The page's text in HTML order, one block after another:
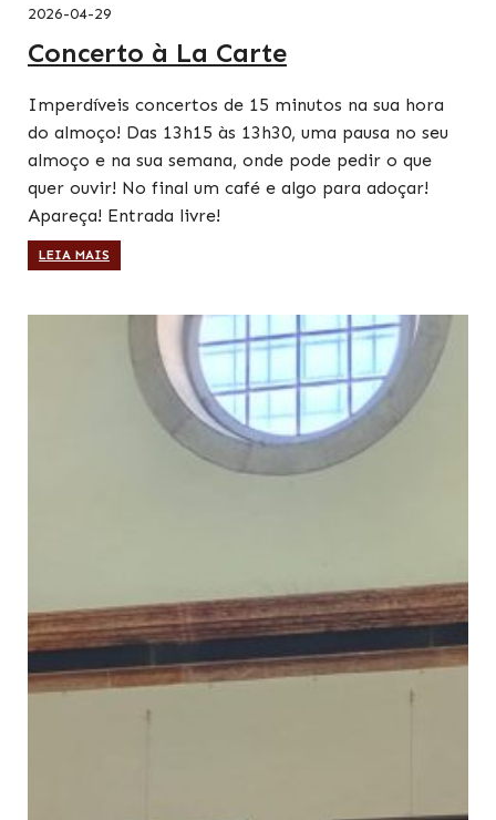
2026-04-29
Concerto à La Carte
Imperdíveis concertos de 15 minutos na sua hora
do almoço! Das 13h15 às 13h30, uma pausa no seu
almoço e na sua semana, onde pode pedir o que
quer ouvir! No final um café e algo para adoçar!
Apareça! Entrada livre!
LEIA MAIS